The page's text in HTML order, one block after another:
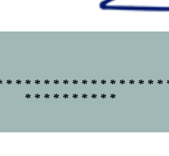
* * * * * * * * * * * * * * * * *
* * * * * * * * * *